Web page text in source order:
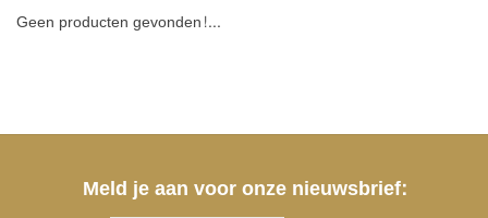
NURSERY / TABLEWARE
Geen producten gevonden!...
Meld je aan voor onze nieuwsbrief: